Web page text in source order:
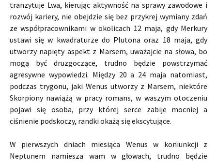
tranzytuje Lwa, kierując aktywność na sprawy zawodowe i
rozwój kariery, nie obejdzie się bez przykrej wymiany zdań
ze współpracownikami w okolicach 12 maja, gdy Merkury
ustawi się w kwadraturze do Plutona oraz 18 maja, gdy
utworzy napięty aspekt z Marsem, uważajcie na słowa, bo
mogą być druzgoczące, trudno będzie powstrzymać
agresywne wypowiedzi. Między 20 a 24 maja natomiast,
podczas trygonu, jaki Wenus utworzy z Marsem, niektóre
Skorpiony nawiążą w pracy romans, w waszym otoczeniu
pojawi się osoba, przy której serce zabije mocniej a
ciśnienie podskoczy, randki okażą się ekscytujące.
W pierwszych dniach miesiąca Wenus w koniunkcji z
Neptunem namiesza wam w głowach, trudno będzie